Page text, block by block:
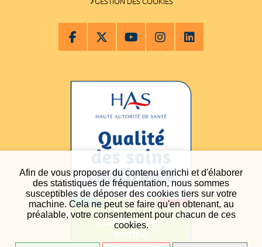
Afin de vous proposer du contenu enrichi et d'élaborer
des statistiques de fréquentation, nous sommes
susceptibles de déposer des cookies tiers sur votre
machine. Cela ne peut se faire qu'en obtenant, au
préalable, votre consentement pour chacun de ces
cookies.